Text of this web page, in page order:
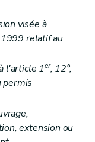
– Décret du 5 juin 2008, art. 2)
et définitions générales
visée à
relatif au
l'article 1er, 12°,
permis
extension ou